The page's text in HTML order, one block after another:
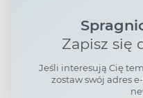
Zapisz się
Jeśli interesują Cię
zostaw swój adres